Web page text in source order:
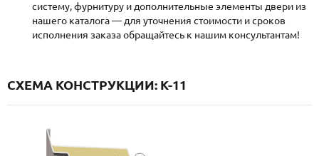
Каталог Распродажа Как купить
Записаться на замер
систему, фурнитуру и дополнительные элементы двери из
нашего каталога — для уточнения стоимости и сроков
исполнения заказа обращайтесь к нашим консультантам!
СХЕМА КОНСТРУКЦИИ: K-11